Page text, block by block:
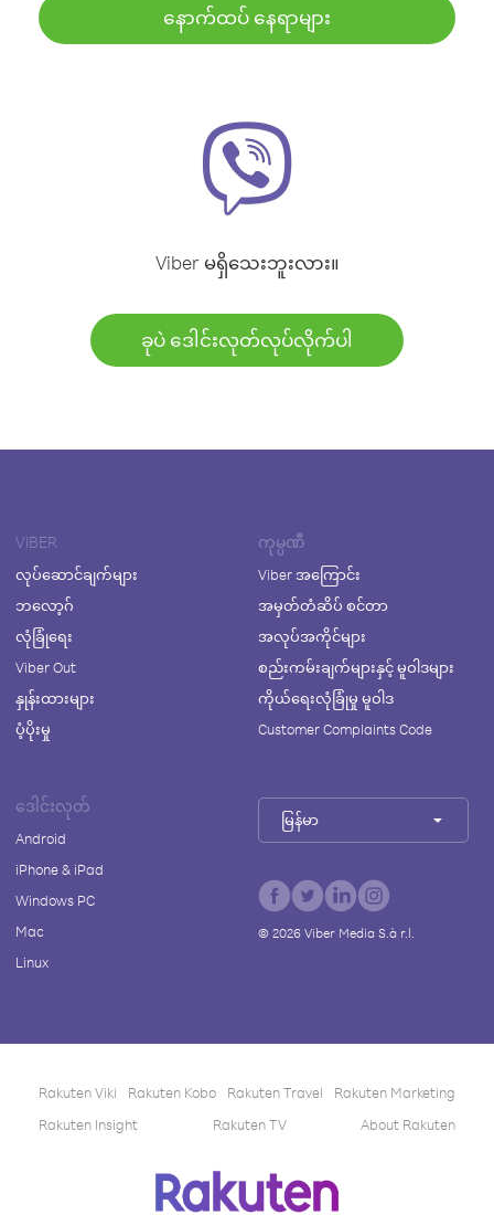
နောက်ထပ် နေရာများ
Viber မရှိသေးဘူးလား။
ခုပဲ ဒေါင်းလုတ်လုပ်လိုက်ပါ
VIBER
လုပ်ဆောင်ချက်များ
ဘလော့ဂ်
လုံခြုံရေး
Viber Out
နှုန်းထားများ
ပံ့ပိုးမှု
ကုမ္ပဏီ
Viber အကြောင်း
အမှတ်တံဆိပ် စင်တာ
အလုပ်အကိုင်များ
စည်းကမ်းချက်များနှင့် မူဝါဒများ
ကိုယ်ရေးလုံခြုံမှု မူဝါဒ
Customer Complaints Code
ဒေါင်းလုတ်
Android
iPhone & iPad
Windows PC
Mac
Linux
မြန်မာ
© 2026Viber Media S.à r.l.
Rakuten Viki Rakuten Kobo Rakuten Travel
Rakuten Marketing
Rakuten Insight
Rakuten TV About Rakuten